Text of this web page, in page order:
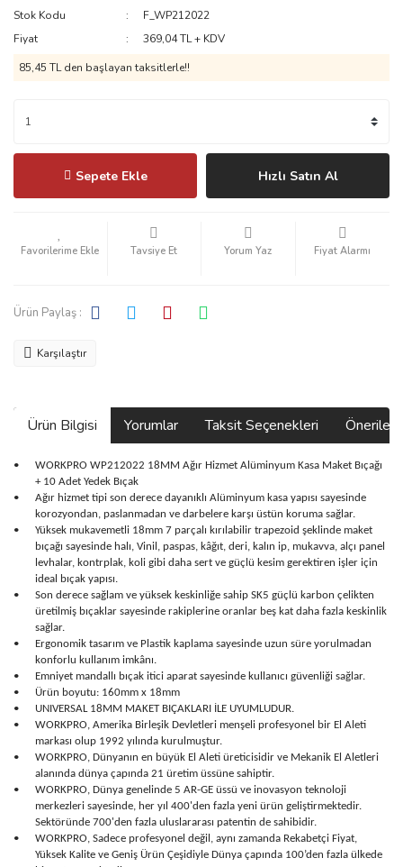
Stok Kodu
F_WP212022
Fiyat
369,04 TL + KDV
85,45 TL den başlayan taksitlerle!!
Sepete Ekle Hızlı Satın Al
Tavsiye Et Yorum Yaz Fiyat Alarmı
Ürün Paylaş :
Karşılaştır
Ürün Bilgisi Yorumlar Taksit Seçenekleri
•
WORKPRO WP212022 18MM Ağır Hizmet Alüminyum Kasa Maket Bıçağı
+ 10 Adet Yedek Bıçak
•
Ağır hizmet tipi son derece dayanıklı Alüminyum kasa yapısı sayesinde
korozyondan, paslanmadan ve darbelere karşı üstün koruma sağlar.
•
Yüksek mukavemetli 18mm 7 parçalı kırılabilir trapezoid şeklinde maket
bıçağı sayesinde halı, Vinil, paspas, kâğıt, deri, kalın ip, mukavva, alçı panel
levhalar, kontrplak, koli gibi daha sert ve güçlü kesim gerektiren işler için
ideal bıçak yapısı.
•
Son derece sağlam ve yüksek keskinliğe sahip SK5 güçlü karbon çelikten
üretilmiş bıçaklar sayesinde rakiplerine oranlar beş kat daha fazla keskinlik
sağlar.
•
Ergonomik tasarım ve Plastik kaplama sayesinde uzun süre yorulmadan
konforlu kullanım imkânı.
•
Emniyet mandallı bıçak itici aparat sayesinde kullanıcı güvenliği sağlar.
•
Ürün boyutu: 160mm x 18mm
•
UNIVERSAL 18MM MAKET BIÇAKLARI İLE UYUMLUDUR.
•
WORKPRO, Amerika Birleşik Devletleri menşeli profesyonel bir El Aleti
markası olup 1992 yılında kurulmuştur.
•
WORKPRO, Dünyanın en büyük El Aleti üreticisidir ve Mekanik El Aletleri
alanında dünya çapında 21 üretim üssüne sahiptir.
•
WORKPRO, Dünya genelinde 5 AR-GE üssü ve inovasyon teknoloji
merkezleri sayesinde, her yıl 400'den fazla yeni ürün geliştirmektedir.
Sektöründe 700'den fazla uluslararası patentin de sahibidir.
•
WORKPRO, Sadece profesyonel değil, aynı zamanda Rekabetçi Fiyat,
Yüksek Kalite ve Geniş Ürün Çeşidiyle Dünya çapında 100’den fazla ülkede